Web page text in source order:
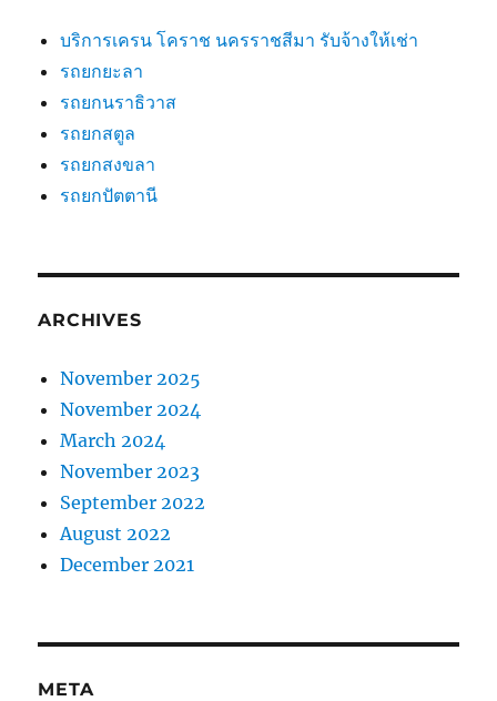
บริการเครน โคราช นครราชสีมา รับจ้างให้เช่า
รถยกยะลา
รถยกนราธิวาส
รถยกสตูล
รถยกสงขลา
รถยกปัตตานี
ARCHIVES
November 2025
November 2024
March 2024
November 2023
September 2022
August 2022
December 2021
META